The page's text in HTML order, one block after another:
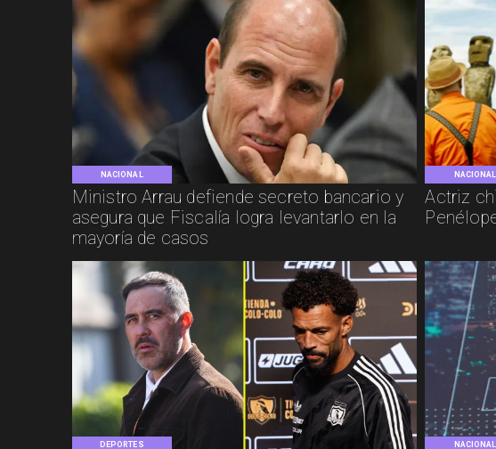
NACIONAL
Ministro Arrau defiende secreto bancario y
asegura que Fiscalía logra levantarlo en la
mayoría de casos
NACIONAL
Actriz
DEPORTES NACIONAL